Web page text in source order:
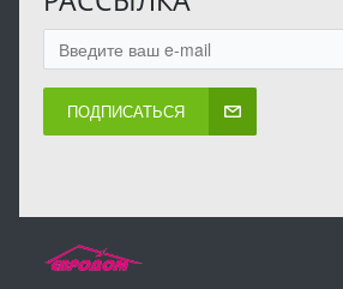
ПОДПИСАТЬСЯ